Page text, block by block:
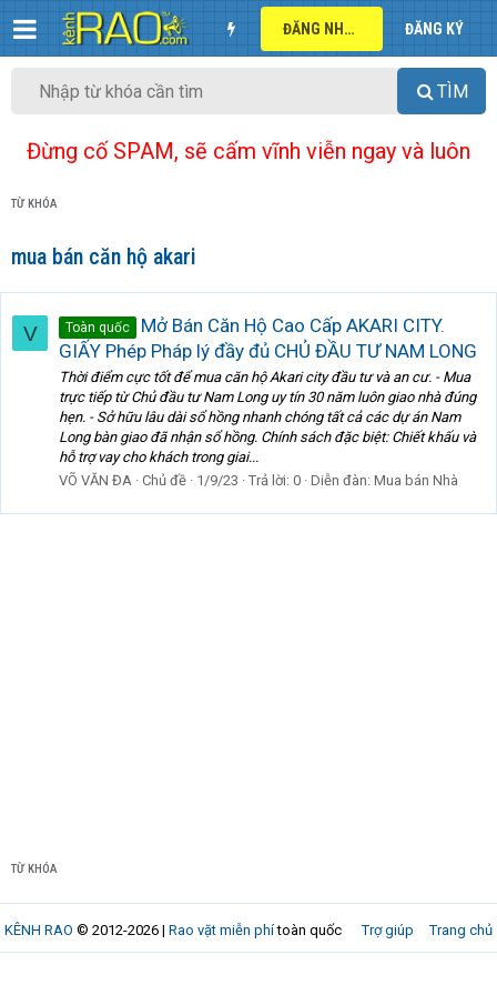
ĐĂNG NHẬP ĐĂNG KÝ
TÌM
Đừng cố SPAM, sẽ cấm vĩnh viễn ngay và luôn
TỪ KHÓA
mua bán căn hộ akari
V Toàn quốc
Mở Bán Căn Hộ Cao Cấp AKARI CITY.
GIẤY Phép Pháp lý đầy đủ CHỦ ĐẦU TƯ NAM LONG
Thời điểm cực tốt để mua căn hộ Akari city đầu tư và an cư. - Mua
trực tiếp từ Chủ đầu tư Nam Long uy tín 30 năm luôn giao nhà đúng
hẹn. - Sở hữu lâu dài sổ hồng nhanh chóng tất cả các dự án Nam
Long bàn giao đã nhận sổ hồng. Chính sách đặc biệt: Chiết khấu và
hỗ trợ vay cho khách trong giai...
VÕ VĂN ĐA Chủ đề 1/9/23 Trả lời: 0 Diễn đàn: Mua bán Nhà
TỪ KHÓA
Trợ giúp Trang chủ
KÊNH RAO © 2012-2026 | Rao vặt miễn phítoàn quốc